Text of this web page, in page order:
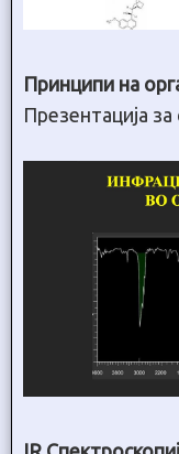
Принципи на
Презентација